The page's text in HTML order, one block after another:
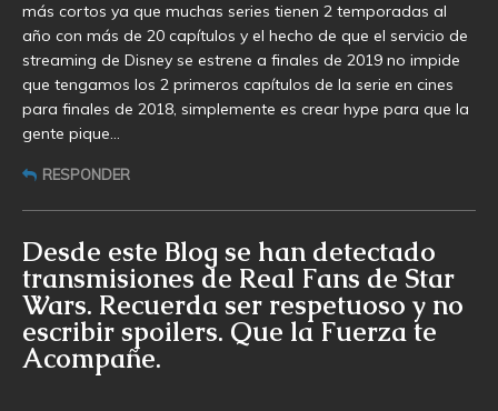
más cortos ya que muchas series tienen 2 temporadas al
año con más de 20 capítulos y el hecho de que el servicio de
streaming de Disney se estrene a finales de 2019 no impide
que tengamos los 2 primeros capítulos de la serie en cines
para finales de 2018, simplemente es crear hype para que la
gente pique…
RESPONDER
Desde este Blog se han detectado
transmisiones de Real Fans de Star
Wars. Recuerda ser respetuoso y no
escribir spoilers. Que la Fuerza te
Acompañe.